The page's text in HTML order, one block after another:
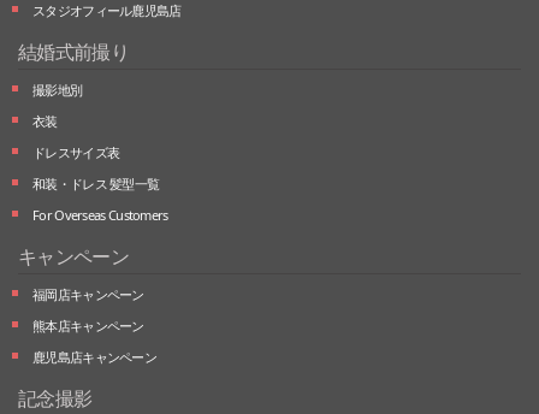
スタジオフィール鹿児島店
結婚式前撮り
撮影地別
衣装
ドレスサイズ表
和装・ドレス 髪型一覧
For Overseas Customers
キャンペーン
福岡店キャンペーン
熊本店キャンペーン
鹿児島店キャンペーン
記念撮影